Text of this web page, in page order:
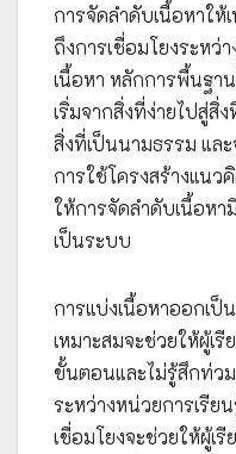
การจัดลำดับเนื้อหาให้
ถึงการเชื่อมโยงระหว่
เนื้อหา หลักการพื้นฐา
เริ่มจากสิ่งที่ง่ายไปสู่สิ่
สิ่งที่เป็นนามธรรม แล
การใช้โครงสร้างแนว
ให้การจัดลำดับเนื้อหา
เป็นระบบ
การแบ่งเนื้อหาออกเ
เหมาะสมจะช่วยให้ผู้เ
ขั้นตอนและไม่รู้สึกท่ว
ระหว่างหน่วยการเรีย
เชื่อมโยงจะช่วยให้ผู้เ